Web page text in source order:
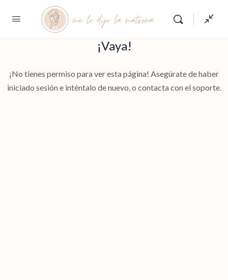
¡Vaya!
¡No tienes permiso para ver esta página! Asegúrate de haber
iniciado sesión e inténtalo de nuevo, o contacta con el soporte.